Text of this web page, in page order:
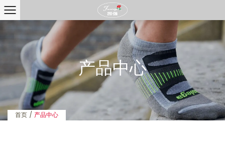
产品中心
首页 / 产品中心